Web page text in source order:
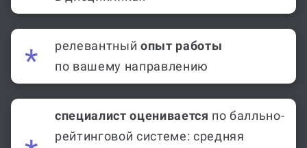
релевантный опыт работы
по вашему направлению
специалист оценивается по балльно-
рейтинговой системе: средняя